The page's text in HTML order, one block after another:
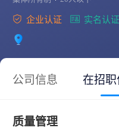
企业认证 实名认证
公司信息 在招职
质量管理